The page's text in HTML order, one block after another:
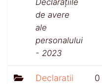
de avere
ale
personalului
- 2023
Declaratii
0